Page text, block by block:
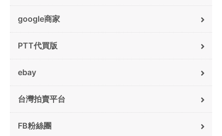
google商家
PTT代買版
ebay
台灣拍賣平台
FB粉絲團